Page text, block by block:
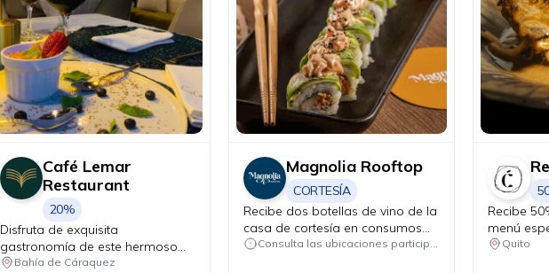
Café Lemar
Restaurant
20%
Disfruta de exquisita
gastronomía de este hermoso
rincón costero del Ecuador.
Bahía de Cáraquez
Magnolia Rooftop
CORTESÍA
Recibe dos botellas de vino de la
casa de cortesía en consumos
mínimos de USD 130.
Consulta las ubicaciones participantes
Recibe
menú
JUEVES
Quito